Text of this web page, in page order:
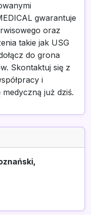
gwarantuje
oraz
takie jak USG
do grona
Skontaktuj się z
i
już dziś.